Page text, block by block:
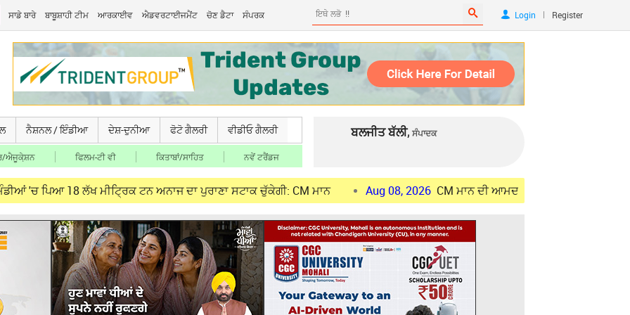
ਸਾਡੇ ਬਾਰੇ ਬਾਬੂਸ਼ਾਹੀ ਟੀਮ ਆਰਕਾਈਵ ਐਡਵਰਟਾਈਜਮੈਂਟ ਚੋਣ ਡੈਟਾ ਸੰਪਰਕ Login | Register
ਨੈਸ਼ਨਲ / ਇੰਡੀਆ ਦੇਸ਼-ਦੁਨੀਆ ਫੋਟੋ ਗੈਲਰੀ ਵੀਡੀਓ ਗੈਲਰੀ
ਐਜੂਕੇ਼ਸ਼ਨ ਫਿਲਮ-ਟੀ ਵੀ ਕਿਤਾਬਾਂ/ਸਾਹਿਤ ਨਵੇਂ ਟਰੈਂਡਜ
ਬਲਜੀਤ ਬੱਲੀ, ਸੰਪਾਦਕ
ਲੱਖ ਮੀਟ੍ਰਿਕ ਟਨ ਅਨਾਜ ਦਾ ਪੁਰਾਣਾ ਸਟਾਕ ਚੁੱਕੇਗੀ: CM ਮਾਨ Aug 08, 2026 CM ਮਾਨ ਦੀ ਆਮਦ ਦੇ ਮੱਦੇਨਜ਼ਰ ਜਲੰਧਰ 'ਚ "ਨੋ ਫਲਾਈ ਜ਼ੋਨ"